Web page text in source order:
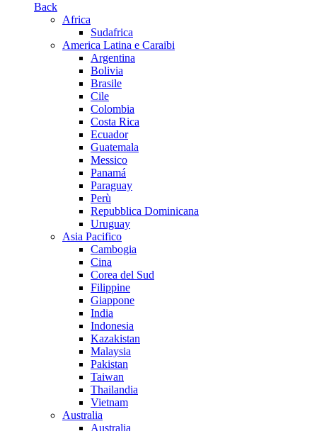
Back
Africa
Sudafrica
America Latina e Caraibi
Argentina
Bolivia
Brasile
Cile
Colombia
Costa Rica
Ecuador
Guatemala
Messico
Panamá
Paraguay
Perù
Repubblica Dominicana
Uruguay
Asia Pacifico
Cambogia
Cina
Corea del Sud
Filippine
Giappone
India
Indonesia
Kazakistan
Malaysia
Pakistan
Taiwan
Thailandia
Vietnam
Australia
Australia